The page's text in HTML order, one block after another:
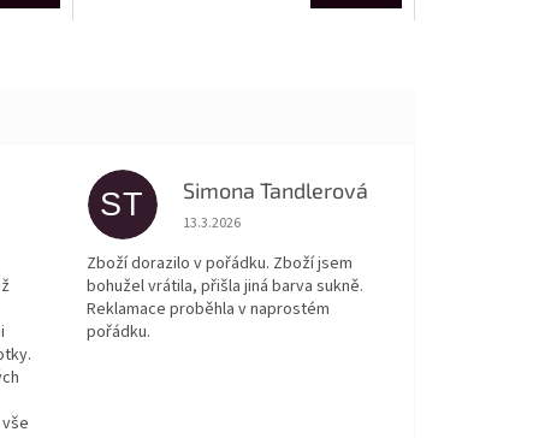
5 z 5 hvězdiček.ST Simona Tandlerová
Hodnocení obchodu je 5 z 5 hvězdiček.
13.3.2026
Zboží dorazilo v pořádku. Zboží jsem
bohužel vrátila, přišla jiná barva sukně.
Reklamace proběhla v naprostém
pořádku.